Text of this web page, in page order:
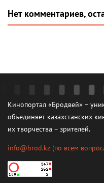
Нет комментариев,
Кинопортал «Бродвей» –
объединяет казахстанских
их творчества – зрителей.
info@brod.kz (по всем